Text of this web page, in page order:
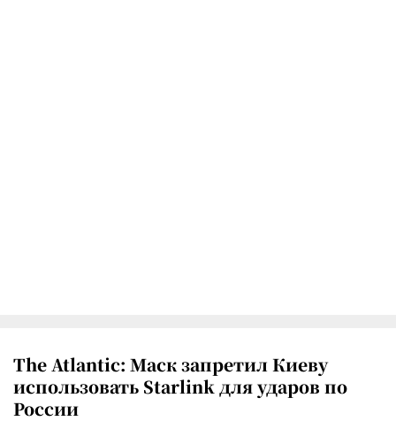
The Atlantic: Маск запретил Киеву
использовать Starlink для ударов по
России